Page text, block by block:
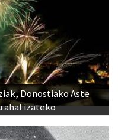
Donostiako Aste
ahal izateko